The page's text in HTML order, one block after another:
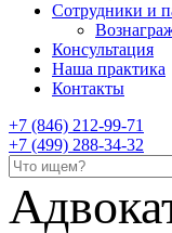
Сотрудники и
Консультация
Наша практика
Контакты
+7 (846) 212-99-71
+7 (499) 288-34-32